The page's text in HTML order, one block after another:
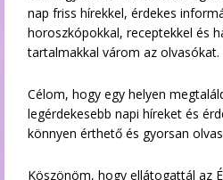
nap friss hírekkel, érdekes
horoszkópokkal, receptekkel és
tartalmakkal várom az olvasókat.
Célom, hogy egy helyen
legérdekesebb napi híreket és
könnyen érthető és gyorsan
Köszönöm, hogy ellátogattál az